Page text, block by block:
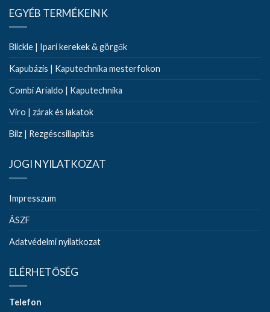
EGYÉB TERMÉKEINK
Blickle | Ipari kerekek & görgők
Kapubázis | Kaputechnika mesterfokon
Combi Arialdo | Kaputechnika
Viro | zárak és lakatok
Bilz | Rezgéscsillapítás
JOGI NYILATKOZAT
Impresszum
ÁSZF
Adatvédelmi nyilatkozat
ELÉRHETŐSÉG
Telefon